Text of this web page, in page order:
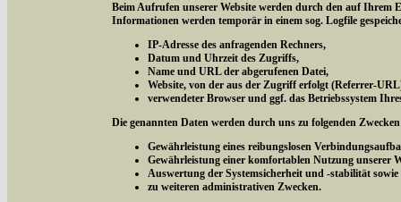
Beim Aufrufen unserer Website werden durch den auf Ihrem
Informationen werden temporär in einem sog. Logfile
IP-Adresse des anfragenden Rechners,
Datum und Uhrzeit des Zugriffs,
Name und URL der abgerufenen Datei,
Website, von der aus der Zugriff erfolgt (Referrer-
verwendeter Browser und ggf. das Betriebssystem
Die genannten Daten werden durch uns zu folgenden
Gewährleistung eines reibungslosen
Gewährleistung einer komfortablen Nutzung unserer
Auswertung der Systemsicherheit und -stabilität sowie
zu weiteren administrativen Zwecken.